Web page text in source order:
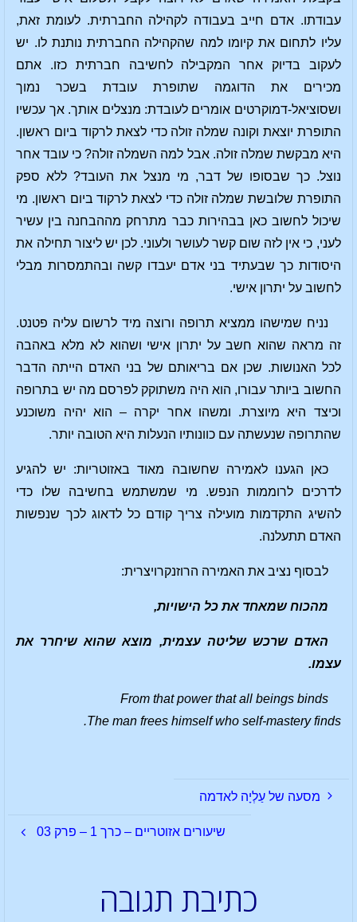
עבודתו. אדם חייב בעבודה לקהילה החברתית. לעומת זאת,
עליו לתחום את קיומו למה שהקהילה החברתית נותנת לו. יש
לעקוב בדיוק אחר המקבילה לחשיבה חברתית כזו. אתם
מכירים את הדוגמה שתופרת עובדת בשכר נמוך
ושסוציאל-דמוקרטים אומרים לעובדת: מנצלים אותך. אך עכשיו
התופרת יוצאת וקונה שמלה זולה כדי לצאת לרקוד ביום ראשון.
היא מבקשת שמלה זולה. אבל למה השמלה זולה? כי עובד אחר
נוצל. כך שבסופו של דבר, מי מנצל את העובד? ללא ספק
התופרת שלובשת שמלה זולה כדי לצאת לרקוד ביום ראשון. מי
שיכול לחשוב כאן בבהירות כבר מתרחק מההבחנה בין עשיר
לעני, כי אין לזה שום קשר לעושר ולעוני. לכן יש ליצור תחילה את
היסודות כך שבעתיד בני אדם יעבדו קשה ובהתמסרות מבלי
לחשוב על יתרון אישי.
נניח שמישהו ממציא תרופה ורוצה מיד לרשום עליה פטנט.
זה מראה שהוא חשב על יתרון אישי ושהוא לא מלא באהבה
לכל האנושות. שכן אם בריאותם של בני האדם הייתה הדבר
החשוב ביותר עבורו, הוא היה משתוקק לפרסם מה יש בתרופה
וכיצד היא מיוצרת. ומשהו אחר יקרה – הוא יהיה משוכנע
שהתרופה שנעשתה עם כוונותיו הנעלות היא הטובה יותר.
כאן הגענו לאמירה שחשובה מאוד באזוטריות: יש להגיע
לדרכים לרוממות הנפש. מי שמשתמש בחשיבה שלו כדי
להשיג התקדמות מועילה צריך קודם כל לדאוג לכך שנפשות
האדם תתעלנה.
לבסוף נציב את האמירה הרוזנקרויצרית:
מהכוח שמאחד את כל הישויות,
האדם שרכש שליטה עצמית, מוצא שהוא שיחרר את
עצמו.
From that power that all beings binds
The man frees himself who self-mastery finds.
מסעה של עַלְיָה לאדמה
שיעורים אזוטריים – כרך 1 – פרק 03
כתיבת תגובה